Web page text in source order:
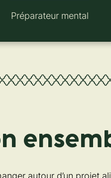
Préparateur mental
autour d’un projet